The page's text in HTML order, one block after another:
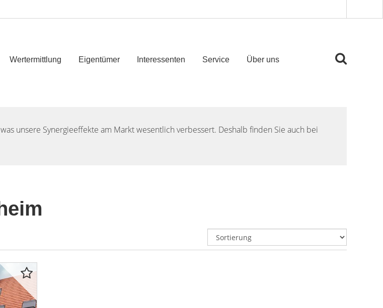
Wertermittlung Eigentümer Interessenten Service Über uns
was unsere Synergieeffekte am Markt wesentlich verbessert. Deshalb finden Sie auch bei